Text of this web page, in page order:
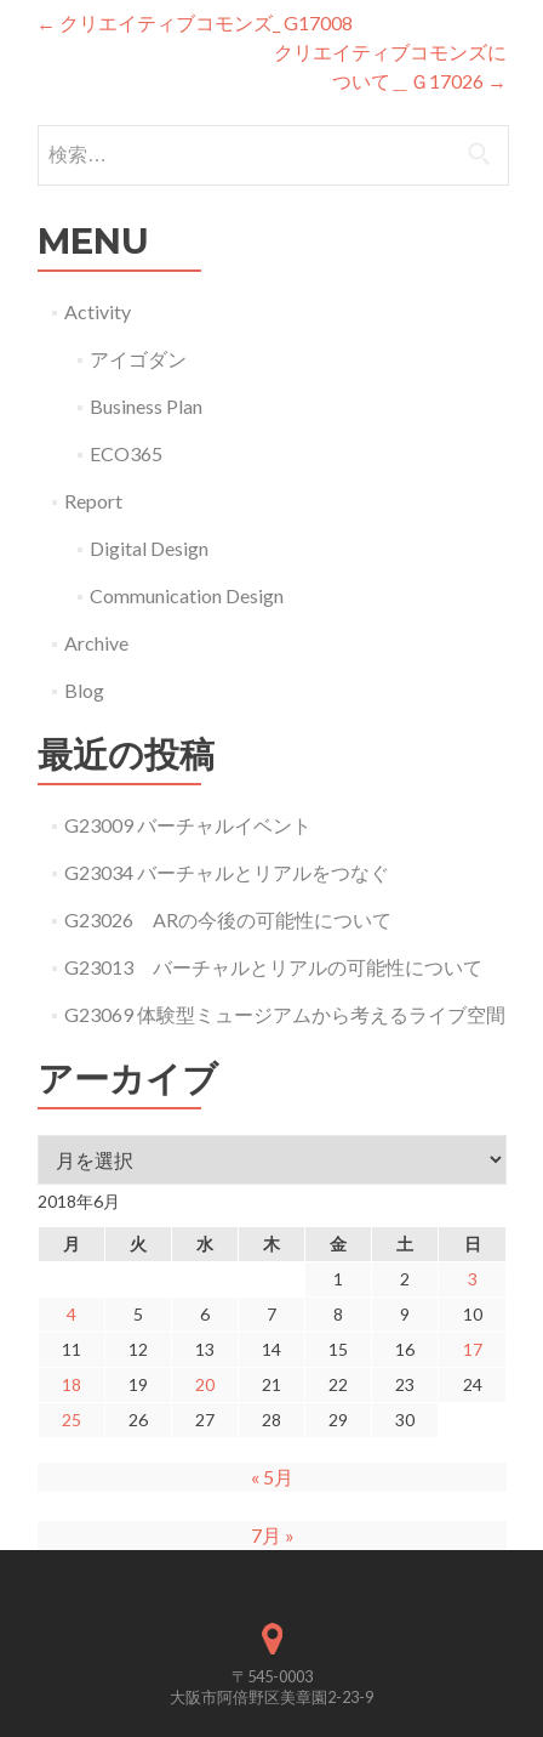
投稿ナビゲーション
← クリエイティブコモンズ_ G17008
クリエイティブコモンズに
ついて＿Ｇ17026 →
検索:
MENU
Activity
アイゴダン
Business Plan
ECO365
Report
Digital Design
Communication Design
Archive
Blog
最近の投稿
G23009 バーチャルイベント
G23034 バーチャルとリアルをつなぐ
G23026 ARの今後の可能性について
G23013 バーチャルとリアルの可能性について
G23069 体験型ミュージアムから考えるライブ空間
アーカイブ
アーカイブ
2018年6月
月 火 水 木 金 土
日
1
2
3
4
5 6 7 8 9
10
11
12 13 14 15 16
17
18
19 20 21 22 23
24
25
26 27 28 29 30
« 5月
7月 »
〒545-0003
大阪市阿倍野区美章園2-23-9